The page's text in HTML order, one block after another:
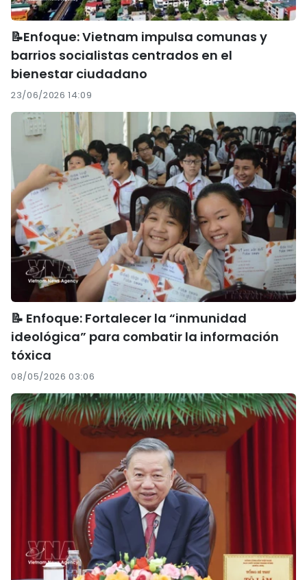
📝Enfoque: Vietnam impulsa comunas y
barrios socialistas centrados en el
bienestar ciudadano
23/06/2026 14:09
📝 Enfoque: Fortalecer la “inmunidad
ideológica” para combatir la información
tóxica
08/05/2026 03:06